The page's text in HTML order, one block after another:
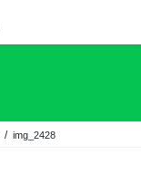
img_2428